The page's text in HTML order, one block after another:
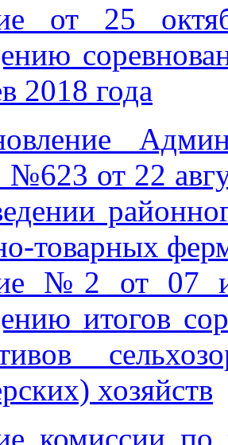
от 25
2018 года
от 22
товарных
№2 от 07
итогов
хозяйств
комиссии по